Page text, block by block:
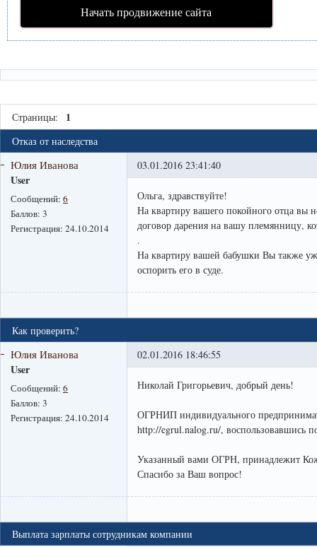
Начать продвижение сайта
Страницы: 1
Отказ от наследства
Юлия Иванова
User
Сообщений: 6
Баллов: 3
Регистрация: 24.10.2014
03.01.2016 23:41:40
Ольга, здравствуйте!
На квартиру вашего покойного отца вы
договор дарения на вашу племянницу,
.
На квартиру вашей бабушки Вы также
оспорить его в суде.
Как проверить?
Юлия Иванова
User
Сообщений: 6
Баллов: 3
Регистрация: 24.10.2014
02.01.2016 18:46:55
Николай Григорьевич, добрый день!
ОГРНИП индивидуального
http://egrul.nalog.ru/,
Указанный вами ОГРН, принадлежит
Спасибо за Ваш вопрос!
Выплата зарплаты сотрудникам компании